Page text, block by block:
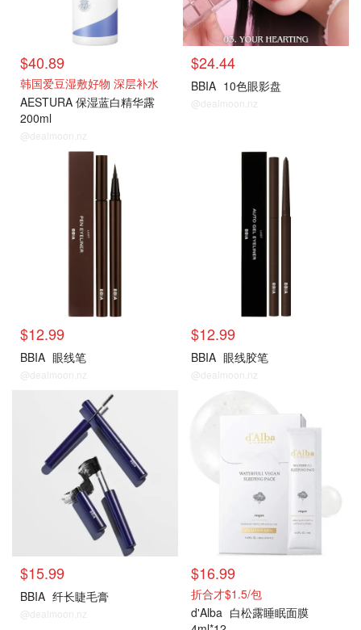
$40.89
韩国爱豆湿敷好物 深层补水
AESTURA 保湿蓝白精华露
200ml
@dealmoon.nz
$24.44
BBIA 10色眼影盘
@dealmoon.nz
$12.99
BBIA 眼线笔
@dealmoon.nz
$12.99
BBIA 眼线胶笔
@dealmoon.nz
$15.99
BBIA 纤长睫毛膏
@dealmoon.nz
$16.99
折合才$1.5/包
d'Alba 白松露睡眠面膜